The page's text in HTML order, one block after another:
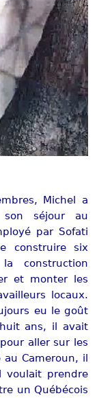
Michel a
son séjour au
par Sofati
construire six
construction
et monter les
locaux.
eu le goût
ans, il avait
aller sur les
au Cameroun, il
voulait prendre
un Québécois